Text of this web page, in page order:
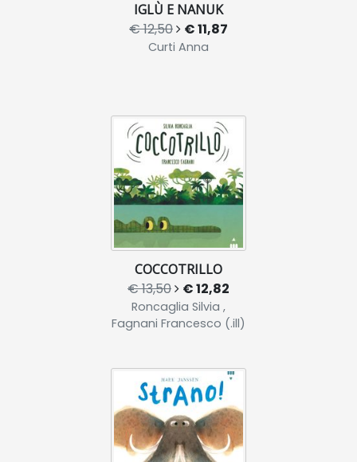
IGLÙ E NANUK
€ 12,50 € 11,87
Curti Anna
COCCOTRILLO
€ 13,50 € 12,82
Roncaglia Silvia ,
Fagnani Francesco (.ill)